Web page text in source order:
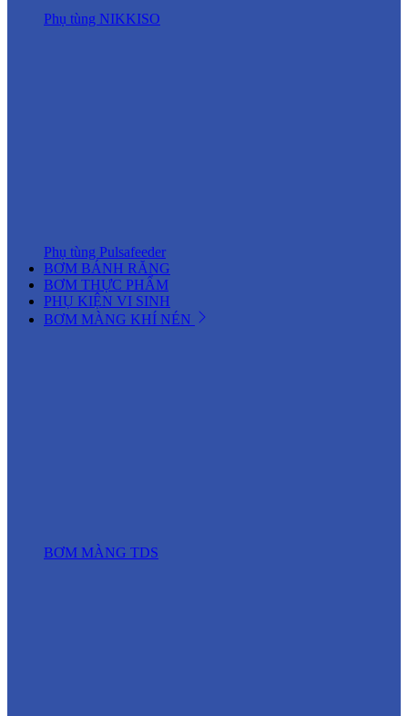
Phụ tùng NIKKISO
Phụ tùng Pulsafeeder
BƠM BÁNH RĂNG
BƠM THỰC PHẨM
PHỤ KIỆN VI SINH
BƠM MÀNG KHÍ NÉN
BƠM MÀNG TDS